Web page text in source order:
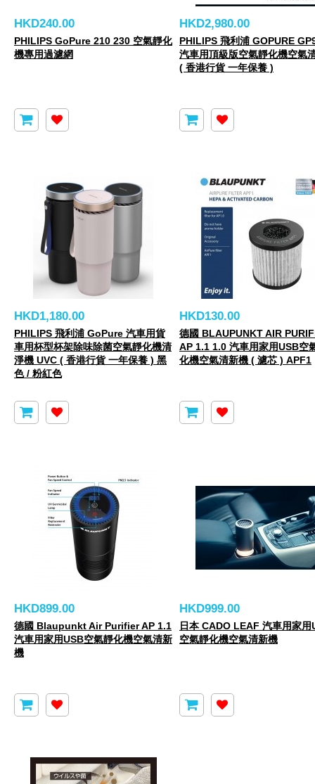
HKD240.00
PHILIPS GoPure 210 230 空氣靜化
機專用過濾網
HKD2,980.00
PHILIPS 飛利浦 GOPURE
汽車用頂級版空氣靜化機空氣
( 香港行貨 一年保養 )
HKD1,180.00
PHILIPS 飛利浦 GoPure 汽車用貨
車用杯型杯架除味除菌空氣靜化機清
淨機 UVC ( 香港行貨 一年保養 ) 黑
色 / 粉紅色
HKD130.00
德國 BLAUPUNKT AIR
AP 1.1 1.0 汽車用家用USB空
化機空氣清新機 ( 濾芯 ) APF1
HKD899.00
德國 Blaupunkt Air Purifier AP 1.1
汽車用家用USB空氣靜化機空氣清新
機
HKD999.00
日本 CADO LEAF 汽車用家用
空氣靜化機空氣清新機